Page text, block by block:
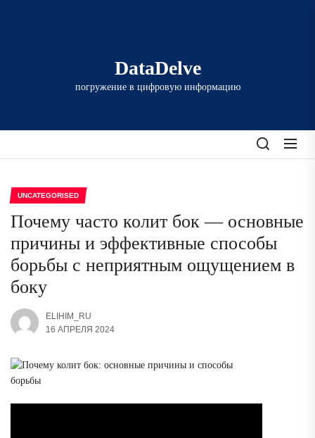
DataDelve
погружение в цифровую информацию
UNCATEGORISED
Почему часто колит бок — основные
причины и эффективные способы
борьбы с неприятным ощущением в
боку
ELIHIM_RU
16 АПРЕЛЯ 2024